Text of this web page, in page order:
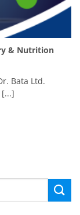
& Nutrition
Bata Ltd.